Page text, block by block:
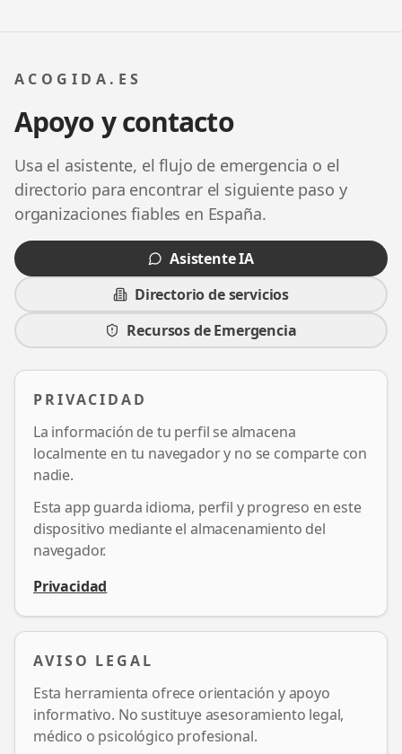
ACOGIDA.ES
Apoyo y contacto
Usa el asistente, el flujo de emergencia o el
directorio para encontrar el siguiente paso y
organizaciones fiables en España.
Asistente IA
Directorio de servicios
Recursos de Emergencia
PRIVACIDAD
La información de tu perfil se almacena
localmente en tu navegador y no se comparte con
nadie.
Esta app guarda idioma, perfil y progreso en este
dispositivo mediante el almacenamiento del
navegador.
Privacidad
AVISO LEGAL
Esta herramienta ofrece orientación y apoyo
informativo. No sustituye asesoramiento legal,
médico o psicológico profesional.